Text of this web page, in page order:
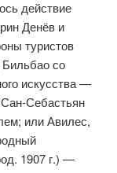
действие
Денёв и
туристов
со
искусства —
Себастьян
или Авилес,
1907 г.) —